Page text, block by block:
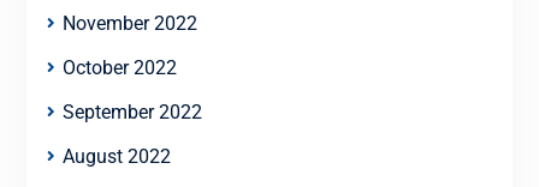
November 2022
October 2022
September 2022
August 2022